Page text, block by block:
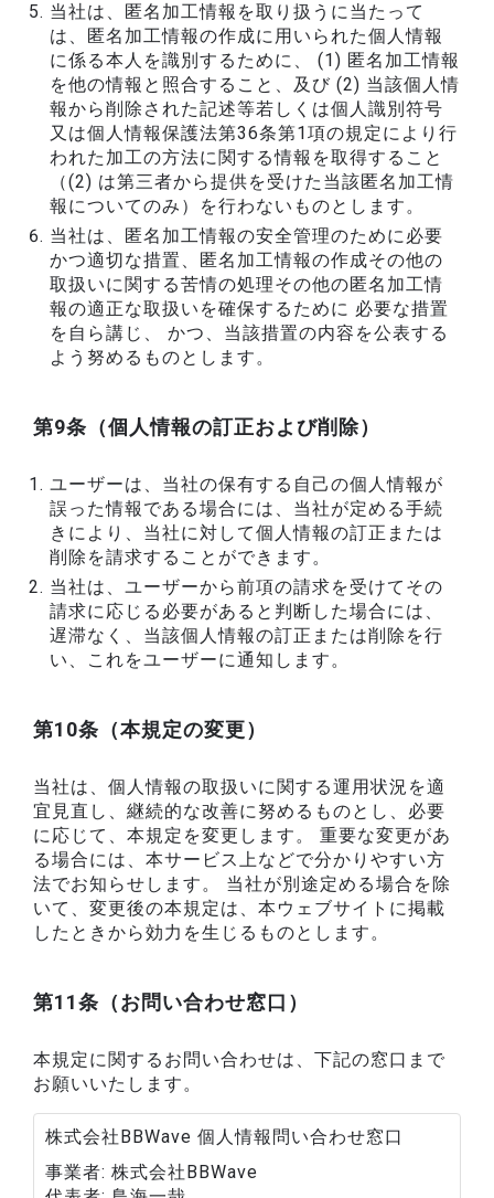
当社は、匿名加工情報を取り扱うに当たって
は、匿名加工情報の作成に用いられた個人情報
に係る本人を識別するために、 (1) 匿名加工情報
を他の情報と照合すること、及び (2) 当該個人情
報から削除された記述等若しくは個人識別符号
又は個人情報保護法第36条第1項の規定により行
われた加工の方法に関する情報を取得すること
（(2) は第三者から提供を受けた当該匿名加工情
報についてのみ）を行わないものとします。
当社は、匿名加工情報の安全管理のために必要
かつ適切な措置、匿名加工情報の作成その他の
取扱いに関する苦情の処理その他の匿名加工情
報の適正な取扱いを確保するために 必要な措置
を自ら講じ、 かつ、当該措置の内容を公表する
よう努めるものとします。
第9条（個人情報の訂正および削除）
ユーザーは、当社の保有する自己の個人情報が
誤った情報である場合には、当社が定める手続
きにより、当社に対して個人情報の訂正または
削除を請求することができます。
当社は、ユーザーから前項の請求を受けてその
請求に応じる必要があると判断した場合には、
遅滞なく、当該個人情報の訂正または削除を行
い、これをユーザーに通知します。
第10条（本規定の変更）
当社は、個人情報の取扱いに関する運用状況を適
宜見直し、継続的な改善に努めるものとし、必要
に応じて、本規定を変更します。 重要な変更があ
る場合には、本サービス上などで分かりやすい方
法でお知らせします。 当社が別途定める場合を除
いて、変更後の本規定は、本ウェブサイトに掲載
したときから効力を生じるものとします。
第11条（お問い合わせ窓口）
本規定に関するお問い合わせは、下記の窓口まで
お願いいたします。
株式会社BBWave 個人情報問い合わせ窓口
事業者 株式会社BBWave